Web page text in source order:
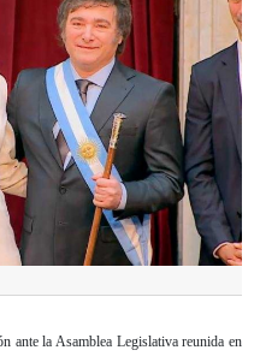
ante la Asamblea Legislativa reunida en